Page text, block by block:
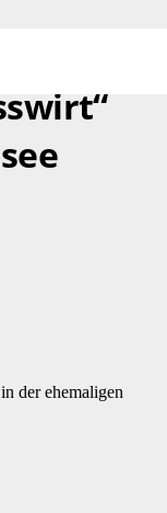
der ehemaligen